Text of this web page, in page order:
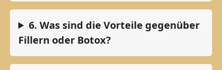
6. Was sind die Vorteile gegenüber
Fillern oder Botox?